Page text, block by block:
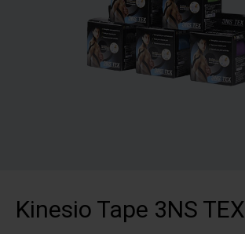
Kinesio Tape 3NS TEX